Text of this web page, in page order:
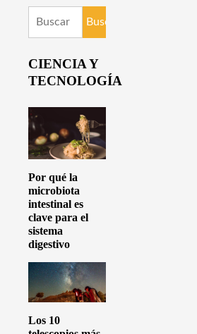
Buscar:
CIENCIA Y
TECNOLOGÍA
Por qué la
microbiota
intestinal es
clave para el
sistema
digestivo
Los 10